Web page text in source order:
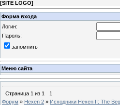
[SITE LOGO]
Форма входа
Логин:
Пароль:
запомнить
Меню сайта
Страница 1 из 1
1
Форум » Hexen 2 » Исходники Hexen II: The